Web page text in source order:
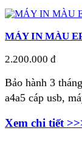
MÁY IN MÀU
2.200.000 đ
Bảo hành 3
a4a5 cáp usb,
Xem chi tiết